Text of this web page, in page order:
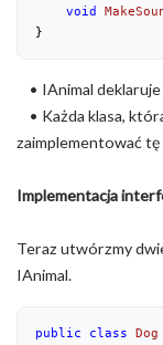
void
}
• IAnimal
• Każda klasa,
zaimplementować
Implementacja
Teraz utwórzmy
IAnimal.
public class Dog